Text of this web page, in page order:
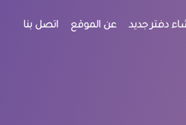
دفتر جديد عن الموقع اتصل بنا